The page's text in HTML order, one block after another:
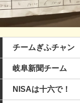
チームぎふチャン
岐阜新聞チーム
NISAは十六で！